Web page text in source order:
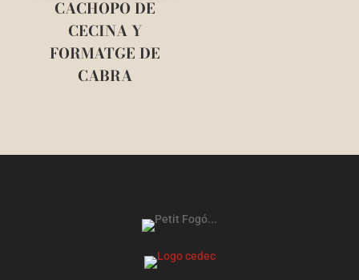
CACHOPO DE
CECINA Y
FORMATGE DE
CABRA